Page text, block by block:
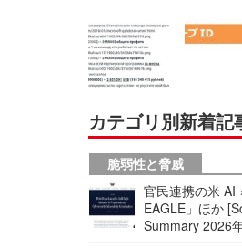
カテゴリ別新着記
脆弱性と脅威
官民連携の米 AI
EAGLE」ほか
Summary 2026